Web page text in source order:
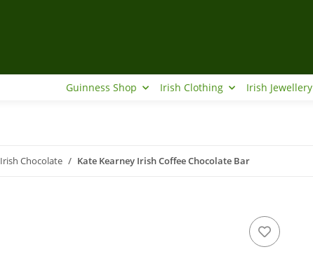
Guinness Shop Irish Clothing Irish Jewellery
Irish Chocolate Kate Kearney Irish Coffee Chocolate Bar